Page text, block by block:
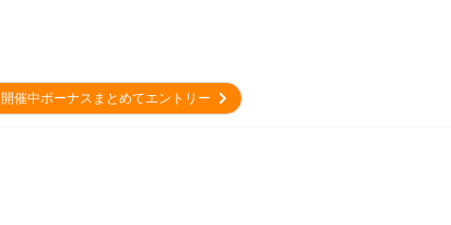
開催中ボーナスまとめてエントリー